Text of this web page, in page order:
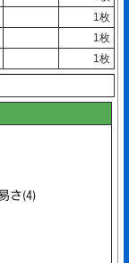
1枚
1枚
1枚